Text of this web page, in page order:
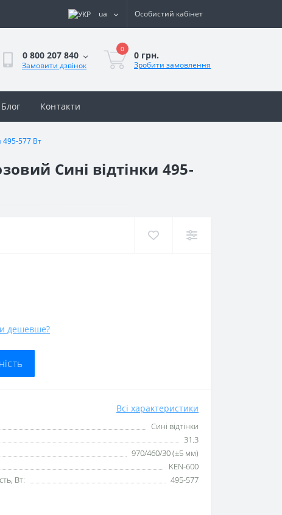
ua Особистий кабінет
0 800 207 840
Замовити дзвінок
0
0 грн.
Зробити замовлення
Блог Контакти
495-577 Вт
Сині відтінки 495-
дешевше?
Всі характеристики
Сині відтінки
31.3
970/460/30 (±5 мм)
KEN-600
Вт:
495-577